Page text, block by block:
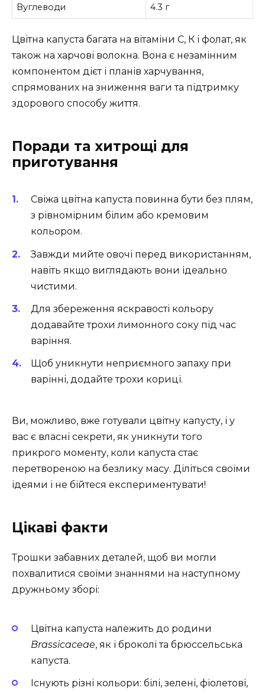
Вуглеводи 4.3 г
Цвітна капуста багата на вітаміни С, К і фолат, як
також на харчові волокна. Вона є незамінним
компонентом дієт і планів харчування,
спрямованих на зниження ваги та підтримку
здорового способу життя.
Поради та хитрощі для
приготування
Свіжа цвітна капуста повинна бути без плям,
з рівномірним білим або кремовим
кольором.
Завжди мийте овочі перед використанням,
навіть якщо виглядають вони ідеально
чистими.
Для збереження яскравості кольору
додавайте трохи лимонного соку під час
варіння.
Щоб уникнути неприємного запаху при
варінні, додайте трохи кориці.
Ви, можливо, вже готували цвітну капусту, і у
вас є власні секрети, як уникнути того
прикрого моменту, коли капуста стає
перетвореною на безлику масу. Діліться своїми
ідеями і не бійтеся експериментувати!
Цікаві факти
Трошки забавних деталей, щоб ви могли
похвалитися своїми знаннями на наступному
дружньому зборі:
Цвітна капуста належить до родини
Brassicaceae, як і броколі та брюссельська
капуста.
Існують різні кольори: білі, зелені, фіолетові,